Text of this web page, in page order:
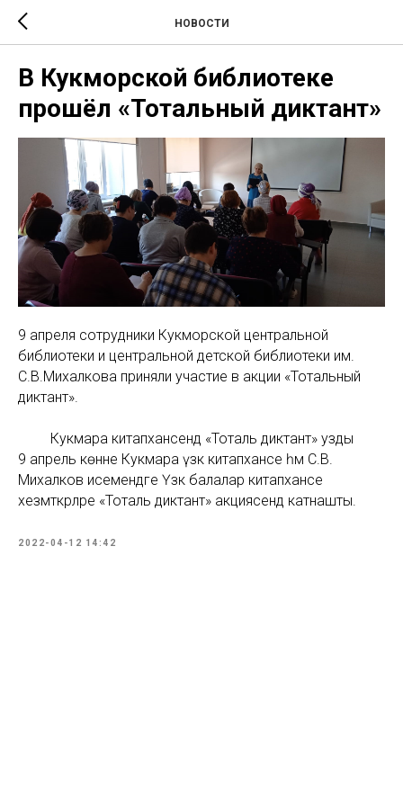
НОВОСТИ
В Кукморской библиотеке
прошёл «Тотальный диктант»
9 апреля сотрудники Кукморской центральной
библиотеки и центральной детской библиотеки им.
С.В.Михалкова приняли участие в акции «Тотальный
диктант».
Кукмара китапханәсендә «Тоталь диктант» узды
9 апрель көнне Кукмара үзәк китапханәсе һәм С.В.
Михалков исемендәге Үзәк балалар китапханәсе
хезмәткәрләре «Тоталь диктант» акциясендә катнашты.
2022-04-12 14:42